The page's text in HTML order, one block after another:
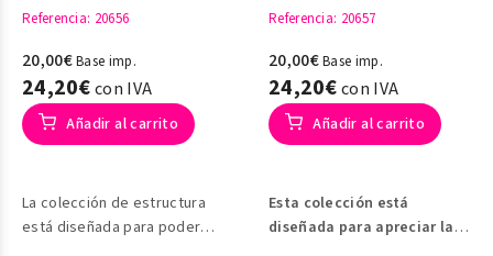
Referencia: 20656
20,00€Base imp.
24,20€con IVA
Añadir al carrito
La colección de estructura
está diseñada para poder
Referencia: 20657
20,00€Base imp.
24,20€con IVA
Añadir al carrito
Esta colección está
diseñada para apreciar las